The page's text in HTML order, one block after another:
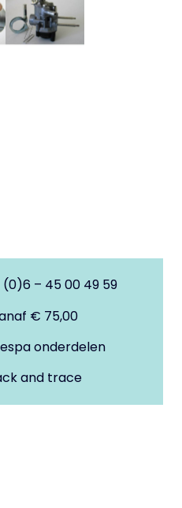
(0)6 – 45 00 49 59
€ 75,00
onderdelen
and trace